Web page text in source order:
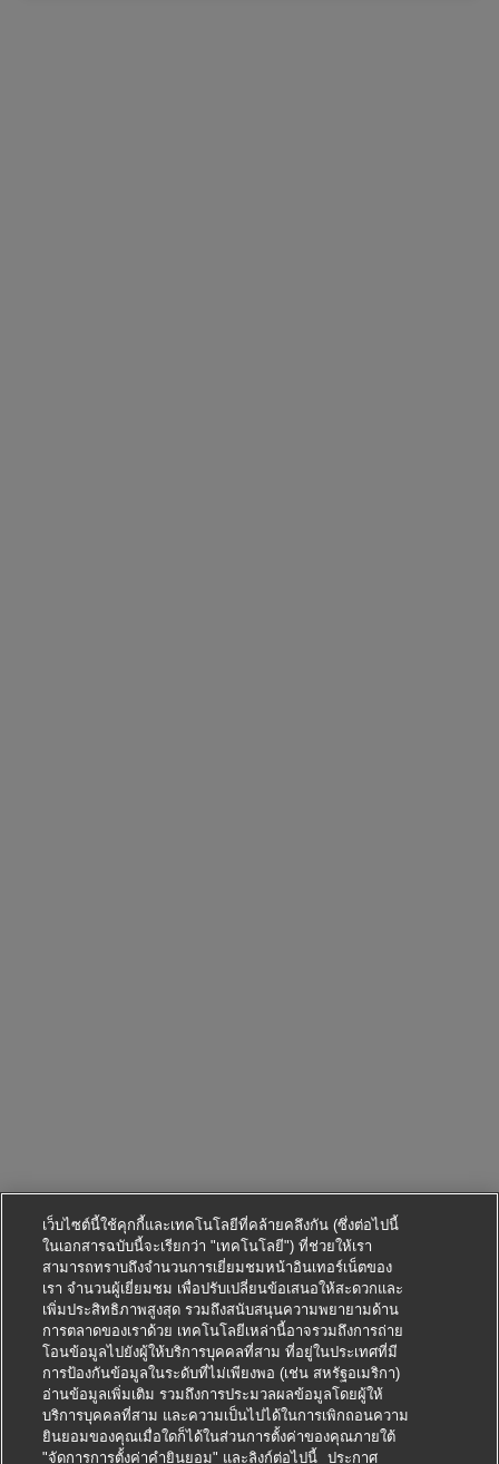
เว็บไซต์นี้ใช้คุกกี้และเทคโนโลยีที่คล้ายคลึงกัน (ซึ่งต่อไปนี้
ในเอกสารฉบับนี้จะเรียกว่า "เทคโนโลยี") ที่ช่วยให้เรา
สามารถทราบถึงจำนวนการเยี่ยมชมหน้าอินเทอร์เน็ตของ
เรา จำนวนผู้เยี่ยมชม เพื่อปรับเปลี่ยนข้อเสนอให้สะดวกและ
เพิ่มประสิทธิภาพสูงสุด รวมถึงสนับสนุนความพยายามด้าน
การตลาดของเราด้วย เทคโนโลยีเหล่านี้อาจรวมถึงการถ่าย
โอนข้อมูลไปยังผู้ให้บริการบุคคลที่สาม ที่อยู่ในประเทศที่มี
การป้องกันข้อมูลในระดับที่ไม่เพียงพอ (เช่น สหรัฐอเมริกา)
อ่านข้อมูลเพิ่มเติม รวมถึงการประมวลผลข้อมูลโดยผู้ให้
บริการบุคคลที่สาม และความเป็นไปได้ในการเพิกถอนความ
ยินยอมของคุณเมื่อใดก็ได้ในส่วนการตั้งค่าของคุณภายใต้
"จัดการการตั้งค่าคำยินยอม" และลิงก์ต่อไปนี้
ประกาศ